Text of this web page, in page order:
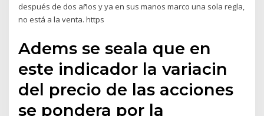
después de dos años y ya en sus manos marco una sola regla,
no está a la venta. https
Adems se seala que en
este indicador la variacin
del precio de las acciones
se pondera por la